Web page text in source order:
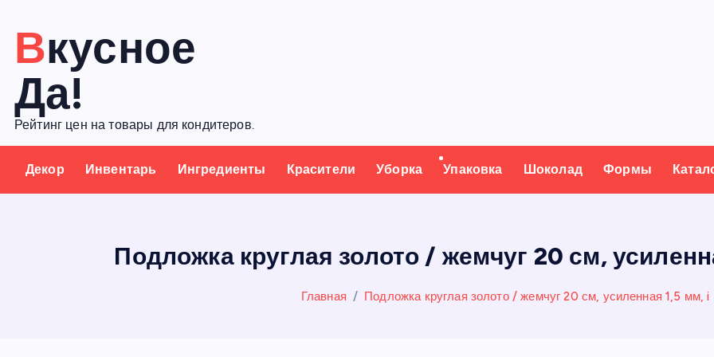
с
Вкусное
Да!
Рейтинг цен на товары для кондитеров.
Декор Инвентарь Ингредиенты Красители Уборка Упаковка Шоколад Формы
Подложка круглая золото / жемчуг 20 см,
Главная Подложка круглая золото / жемчуг 20 см, усиленная 1,5 мм, i